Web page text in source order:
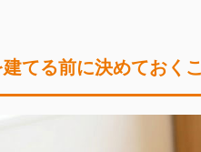
てる前に決めておく